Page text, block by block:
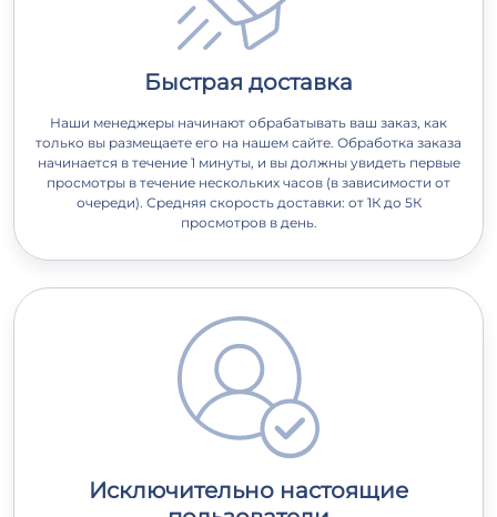
Быстрая доставка
Наши менеджеры начинают обрабатывать ваш заказ, как
только вы размещаете его на нашем сайте. Обработка заказа
начинается в течение 1 минуты, и вы должны увидеть первые
просмотры в течение нескольких часов (в зависимости от
очереди). Средняя скорость доставки: от 1К до 5К
просмотров в день.
Исключительно настоящие